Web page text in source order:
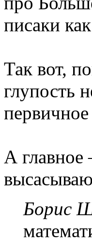
писаки
Так вот,
глупость
А
Борис